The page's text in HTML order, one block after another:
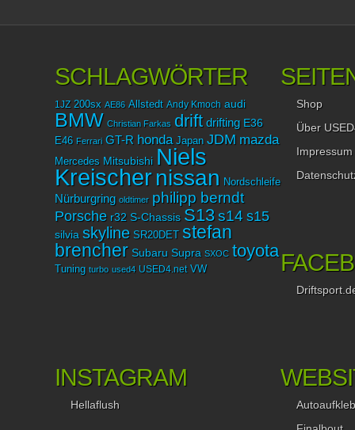
SCHLAGWÖRTER
1JZ 200sx AE86 Allstedt Andy Kmoch audi
BMW Christian Farkas drift drifting E36
E46 Ferrari GT-R honda Japan JDM mazda
Mercedes Mitsubishi Niels
Kreischer nissan Nordschleife
Nürburgring oldtimer philipp berndt
Porsche r32 S-Chassis S13 s14 s15
silvia skyline SR20DET stefan
brencher Subaru Supra SXOC toyota
Tuning turbo used4 USED4.net VW
Shop
Über
Impressum
INSTAGRAM
Hellaflush